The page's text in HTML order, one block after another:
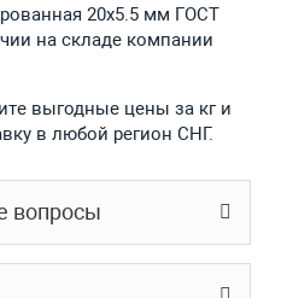
20х5.5 мм ГОСТ
на складе компании
выгодные цены за кг и
в любой регион СНГ.
вопросы